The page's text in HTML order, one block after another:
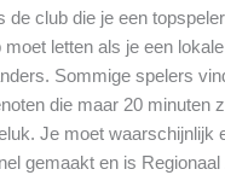
de club die je een
letten als je een
Sommige spelers
die maar 20 minuten
Je moet waarschijnlijk
gemaakt en is